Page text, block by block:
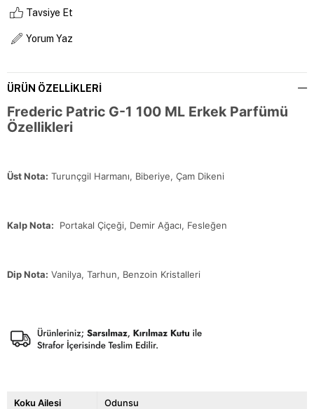
Tavsiye Et
Yorum Yaz
ÜRÜN ÖZELLIKLERI
Frederic Patric G-1 100 ML Erkek Parfümü
Özellikleri
Üst Nota: Turunçgil Harmanı, Biberiye, Çam Dikeni
Kalp Nota: Portakal Çiçeği, Demir Ağacı, Fesleğen
Dip Nota: Vanilya, Tarhun, Benzoin Kristalleri
Koku Ailesi Odunsu